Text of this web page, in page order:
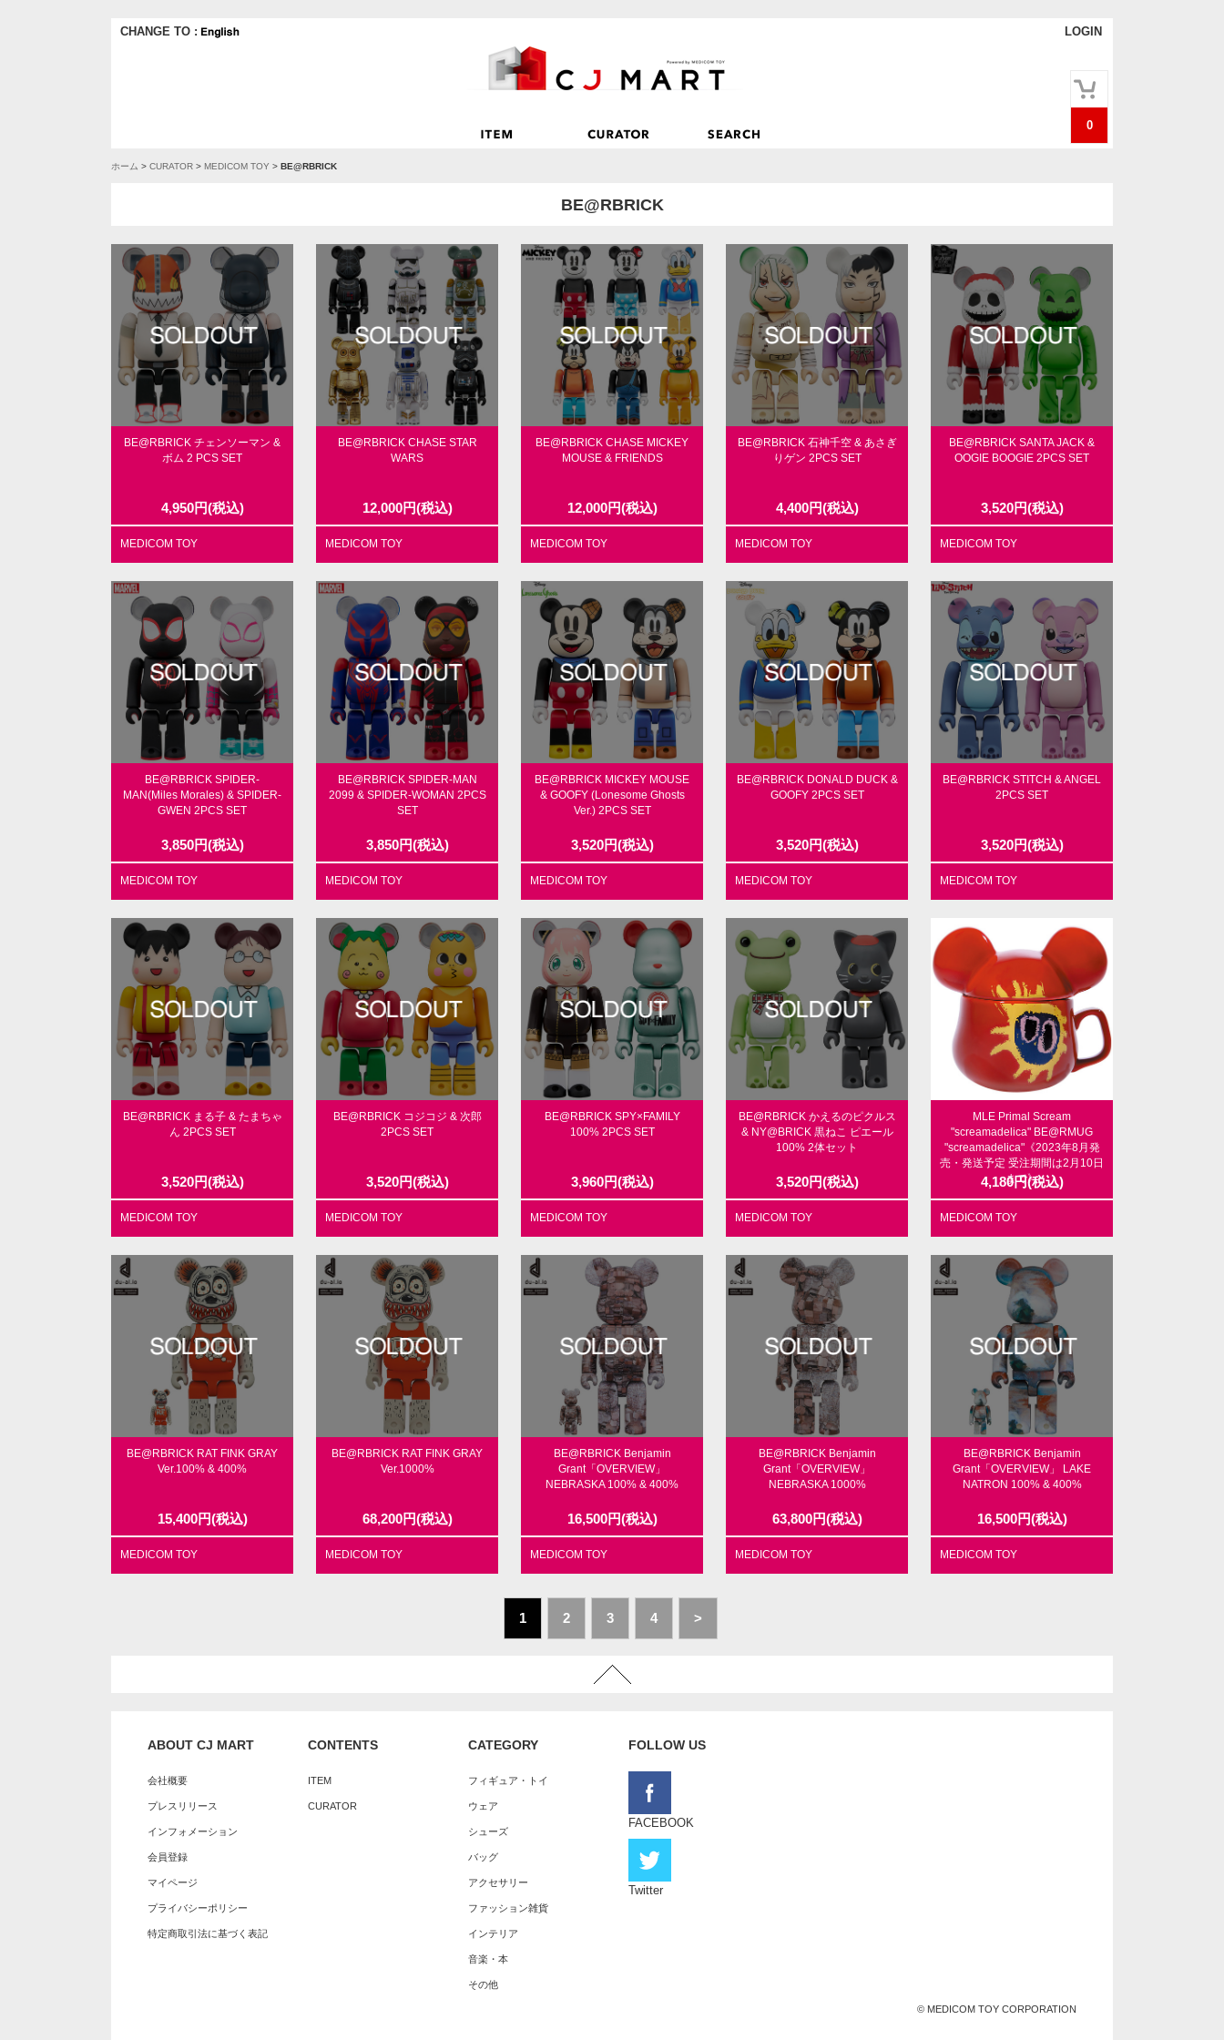
CHANGE TO :
0
LOGIN
ホーム > CURATOR > MEDICOM TOY > BE@RBRICK
BE@RBRICK
BE@RBRICK チェンソーマン &
ボム 2 PCS SET
4,950円(税込)
MEDICOM TOY
BE@RBRICK CHASE STAR
WARS
12,000円(税込)
MEDICOM TOY
BE@RBRICK CHASE MICKEY
MOUSE & FRIENDS
12,000円(税込)
MEDICOM TOY
BE@RBRICK 石神千空 & あさぎ
りゲン 2PCS SET
4,400円(税込)
MEDICOM TOY
BE@RBRICK SANTA JACK &
OOGIE BOOGIE 2PCS SET
3,520円(税込)
MEDICOM TOY
BE@RBRICK SPIDER-
MAN(Miles Morales) & SPIDER-
GWEN 2PCS SET
3,850円(税込)
MEDICOM TOY
BE@RBRICK SPIDER-MAN
2099 & SPIDER-WOMAN 2PCS
SET
3,850円(税込)
MEDICOM TOY
BE@RBRICK MICKEY MOUSE
& GOOFY (Lonesome Ghosts
Ver.) 2PCS SET
3,520円(税込)
MEDICOM TOY
BE@RBRICK DONALD DUCK &
GOOFY 2PCS SET
3,520円(税込)
MEDICOM TOY
BE@RBRICK STITCH & ANGEL
2PCS SET
3,520円(税込)
MEDICOM TOY
BE@RBRICK まる子 & たまちゃ
ん 2PCS SET
3,520円(税込)
MEDICOM TOY
BE@RBRICK コジコジ & 次郎
2PCS SET
3,520円(税込)
MEDICOM TOY
BE@RBRICK SPY×FAMILY
100% 2PCS SET
3,960円(税込)
MEDICOM TOY
BE@RBRICK かえるのピクルス
& NY@BRICK 黒ねこ ピエール
100% 2体セット
3,520円(税込)
MEDICOM TOY
MLE Primal Scream
"screamadelica" BE@RMUG
"screamadelica"《2023年8月発
売・発送予定 受注期間は2月10日
まで》
4,180円(税込)
MEDICOM TOY
BE@RBRICK RAT FINK GRAY
Ver.100% & 400%
15,400円(税込)
MEDICOM TOY
BE@RBRICK RAT FINK GRAY
Ver.1000%
68,200円(税込)
MEDICOM TOY
BE@RBRICK Benjamin
Grant「OVERVIEW」
NEBRASKA 100% & 400%
16,500円(税込)
MEDICOM TOY
BE@RBRICK Benjamin
Grant「OVERVIEW」
NEBRASKA 1000%
63,800円(税込)
MEDICOM TOY
BE@RBRICK Benjamin
Grant「OVERVIEW」 LAKE
NATRON 100% & 400%
16,500円(税込)
MEDICOM TOY
1 2 3 4 >
ABOUT CJ MART
会社概要
プレスリリース
インフォメーション
会員登録
マイページ
プライバシーポリシー
特定商取引法に基づく表記
CONTENTS
ITEM
CURATOR
CATEGORY
フィギュア・トイ
ウェア
シューズ
バッグ
アクセサリー
ファッション雑貨
インテリア
音楽・本
その他
FOLLOW US
FACEBOOK
Twitter
© MEDICOM TOY CORPORATION